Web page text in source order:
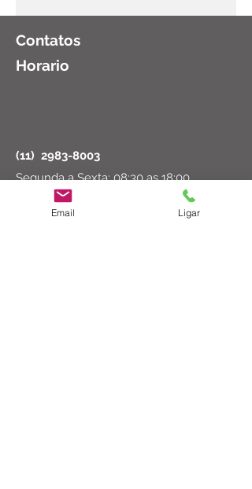
Contatos
Horario
(11) 2983-8003
Segunda a Sexta: 08:30 as 18:00
Sábado: 08:30 as 14:00
ct@cirurgicatucuruvi.com.br
Email Ligar